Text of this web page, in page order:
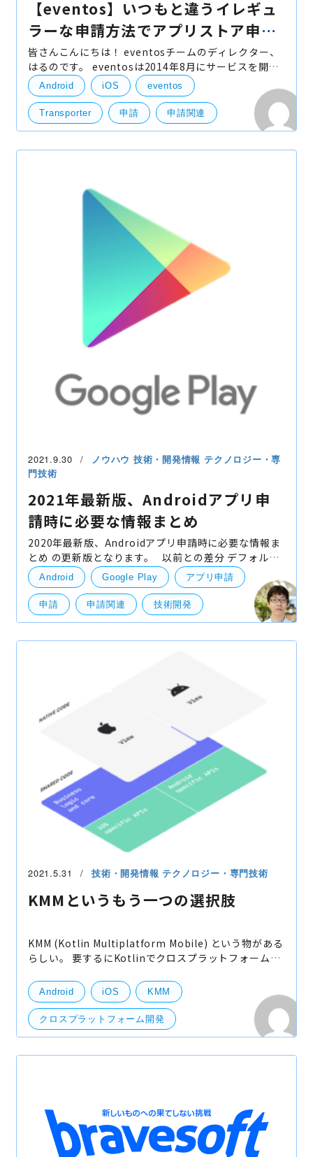
【eventos】いつもと違うイレギュ
ラーな申請方法でアプリストア申請
出してみた
皆さんこんにちは！ eventosチームのディレクター、
はるのです。 eventosは2014年8月にサービスを開始
して以来、リアルイベントや展示会に向けた公式アプ
リが簡単に作成できるサービスとしてご利用いただい
ておりま
Android iOS eventos
Transporter 申請 申請関連
2021.9.30 ノウハウ 技術・開発情報 テクノロジー・専
門技術
2021年最新版、Androidアプリ申
請時に必要な情報まとめ
2020年最新版、Androidアプリ申請時に必要な情報ま
とめ の更新版となります。 以前との差分 デフォルト
の言語についての説明を追加しました。 無料/有料につ
いての説明を追加しました。 アプ
Android Google Play アプリ申請
申請 申請関連 技術開発
2021.5.31 技術・開発情報 テクノロジー・専門技術
KMMというもう一つの選択肢
KMM (Kotlin Multiplatform Mobile) という物がある
らしい。 要するにKotlinでクロスプラットフォーム開
いにUI層まで全部kotlinで書くっていうわけじゃな
く、ビジ
Android iOS KMM
クロスプラットフォーム開発